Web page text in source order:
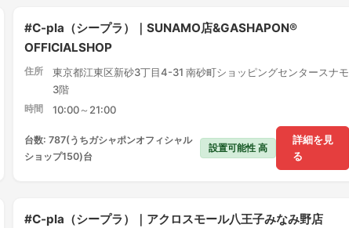
#C-pla（シープラ）｜SUNAMO店&GASHAPON®
OFFICIALSHOP
住所
東京都江東区新砂3丁目4-31 南砂町ショッピングセンタースナモ
3階
時間 10:00～21:00
詳細を見
る
台数: 787(うちガシャポンオフィシャル
ショップ150)台
設置可能性 高
#C-pla（シープラ）｜アクロスモール八王子みなみ野店